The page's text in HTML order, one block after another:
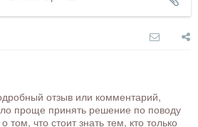
отзыв или комментарий,
проще принять решение по поводу
том, что стоит знать тем, кто только